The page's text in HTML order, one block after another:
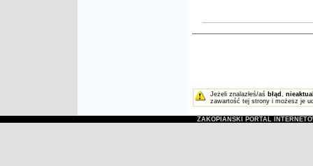
Jeżeli znalazłeś/aś błąd ,
zawartość tej strony i możesz je
ZAKOPIAŃSKI PORTAL